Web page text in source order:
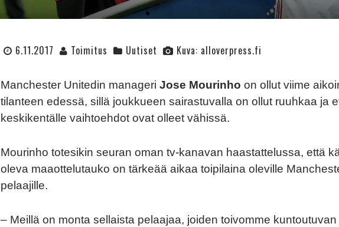
6.11.2017 Toimitus Uutiset Kuva: alloverpress.fi
Manchester Unitedin manageri Jose Mourinho on ollut viime
tilanteen edessä, sillä joukkueen sairastuvalla on ollut ruuhkaa ja
keskikentälle vaihtoehdot ovat olleet vähissä.
Mourinho totesikin seuran oman tv-kanavan haastattelussa, että
oleva maaottelutauko on tärkeää aikaa toipilaina oleville
pelaajille.
– Meillä on monta sellaista pelaajaa, joiden toivomme kuntoutuvan